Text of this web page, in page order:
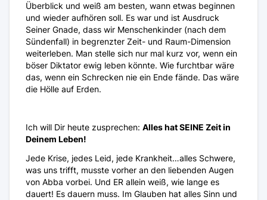
Überblick und weiß am besten, wann etwas beginnen
und wieder aufhören soll. Es war und ist Ausdruck
Seiner Gnade, dass wir Menschenkinder (nach dem
Sündenfall) in begrenzter Zeit- und Raum-Dimension
weiterleben. Man stelle sich nur mal kurz vor, wenn ein
böser Diktator ewig leben könnte. Wie furchtbar wäre
das, wenn ein Schrecken nie ein Ende fände. Das wäre
die Hölle auf Erden.
Ich will Dir heute zusprechen: Alles hat SEINE Zeit in
Deinem Leben!
Jede Krise, jedes Leid, jede Krankheit…alles Schwere,
was uns trifft, musste vorher an den liebenden Augen
von Abba vorbei. Und ER allein weiß, wie lange es
dauert! Es dauern muss. Im Glauben hat alles Sinn und